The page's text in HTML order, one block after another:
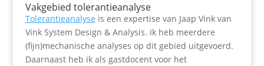
Vakgebied tolerantieanalyse
Tolerantieanalyse is een expertise van Jaap Vink van
Vink System Design & Analysis. Ik heb meerdere
(fijn)mechanische analyses op dit gebied uitgevoerd.
Daarnaast heb ik als gastdocent voor het